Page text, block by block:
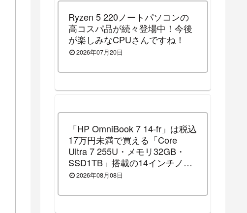
Ryzen 5 220ノートパソコンの
高コスパ品が続々登場中！今後
が楽しみなCPUさんですね！
2026年07月20日
「HP OmniBook 7 14-fr」は税込
17万円未満で買える「Core
Ultra 7 255U・メモリ32GB・
SSD1TB」搭載の14インチノー
トパソコンです！（2026年8月
中）
2026年08月08日